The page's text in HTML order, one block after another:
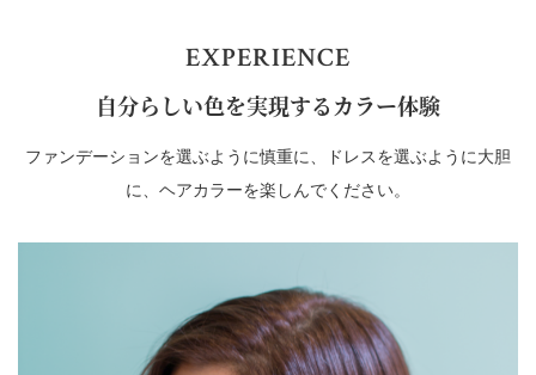
EXPERIENCE
自分らしい色を実現するカラー体験
ファンデーションを選ぶように慎重に、ドレスを選ぶように大胆
に、ヘアカラーを楽しんでください。